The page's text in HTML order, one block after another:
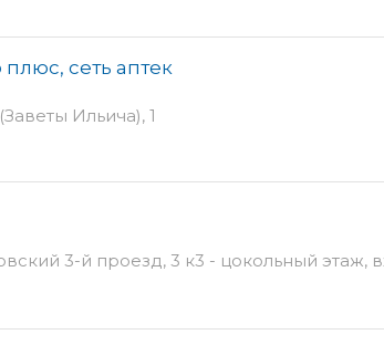
сеть аптек
Ильича), 1
3-й проезд, 3 к3 - цокольный этаж,